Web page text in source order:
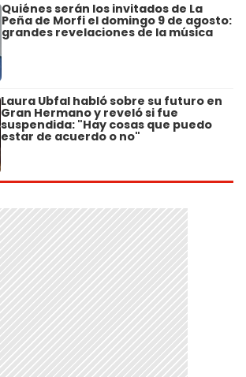
Quiénes serán los invitados de La
Peña de Morfi el domingo 9 de agosto:
grandes revelaciones de la música
Laura Ubfal habló sobre su futuro en
Gran Hermano y reveló si fue
suspendida: "Hay cosas que puedo
estar de acuerdo o no"